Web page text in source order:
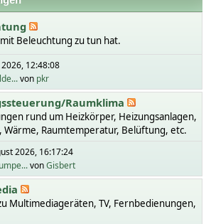
Beleuchtung zu tun hat.
2026, 12:48:08
von pkr
Raumklima
rund um Heizkörper, Heizungsanlagen,
Wärme, Raumtemperatur, Belüftung, etc.
2026, 16:17:24
vonGisbert
Multimediageräten, TV, Fernbedienungen,